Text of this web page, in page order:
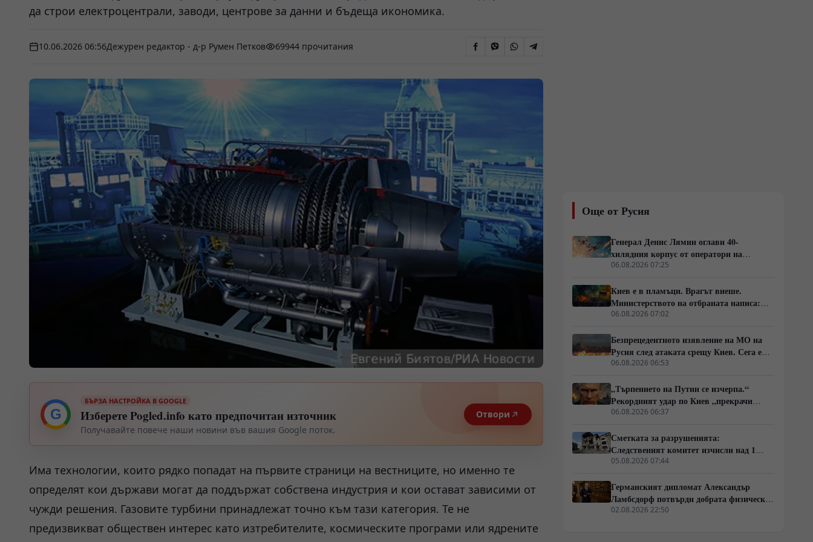
да строи електроцентрали, заводи, центрове за данни и бъдеща икономика.
10.06.2026 06:56Дежурен редактор - д-р Румен Петков 69944 прочитания
G
БЪРЗА НАСТРОЙКА В GOOGLE
Изберете Pogled.info като предпочитан източник
Получавайте повече наши новини във вашия Google поток.
Отвори
Има технологии, които рядко попадат на първите страници на вестниците, но именно те
определят кои държави могат да поддържат собствена индустрия и кои остават зависими от
чужди решения. Газовите турбини принадлежат точно към тази категория. Те не
предизвикват обществен интерес като изтребителите, космическите програми или ядрените
Още от Русия
Генерал Денис Лямин оглави 40-
хилядния корпус от оператори на
дронове в Русия
06.08.2026 07:25
Киев е в пламъци. Врагът виеше.
Министерството на отбраната написа:
„Никой не ни слушаше, слушайте сега.“
06.08.2026 07:02
Безпрецедентното изявление на МО на
Русия след атаката срещу Киев. Сега е
ясно защо Зеленски се нуждае от
06.08.2026 06:53
„Търпението на Путин се изчерпа.“
Рекордният удар по Киев „прекрачи
червените линии“. Дали
LBS? Тайни преговори между Европа и
Москва
06.08.2026 06:37
Сметката за разрушенията:
Следственият комитет изчисли над 1
трилион рубли щети в граничните
05.08.2026 07:44
Германският дипломат Александър
Ламбсдорф потвърди добрата физическа
форма на Путин пред "Билд"
02.08.2026 22:50